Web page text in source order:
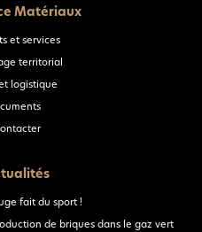
Matériaux
et services
territorial
logistique
fait du sport !
de briques dans le gaz vert